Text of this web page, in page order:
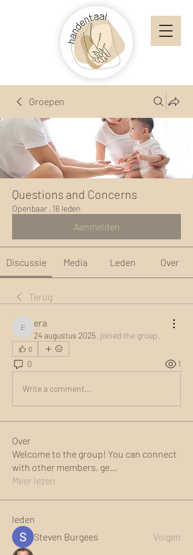
Groepen
Questions and Concerns
Openbaar · 16 leden
Aanmelden
Discussie Media Leden Over
Terug
era
era
24 augustus 2025 joined the group.
0
0 1
Write a comment...
Over
Welcome to the group! You can connect
with other members, ge...
Meer lezen
leden
Steven Burgees
Volgen